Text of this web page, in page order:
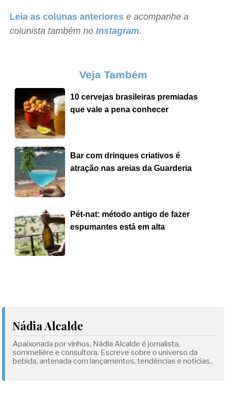
Leia as colunas anteriores e acompanhe a
colunista também noInstagram.
Veja Também
10 cervejas brasileiras premiadas
que vale a pena conhecer
Bar com drinques criativos é
atração nas areias da Guarderia
Pét-nat: método antigo de fazer
espumantes está em alta
Nádia Alcalde
Apaixonada por vinhos, Nádia Alcalde é jornalista,
sommelière e consultora. Escreve sobre o universo da
bebida, antenada com lançamentos, tendências e notícias..